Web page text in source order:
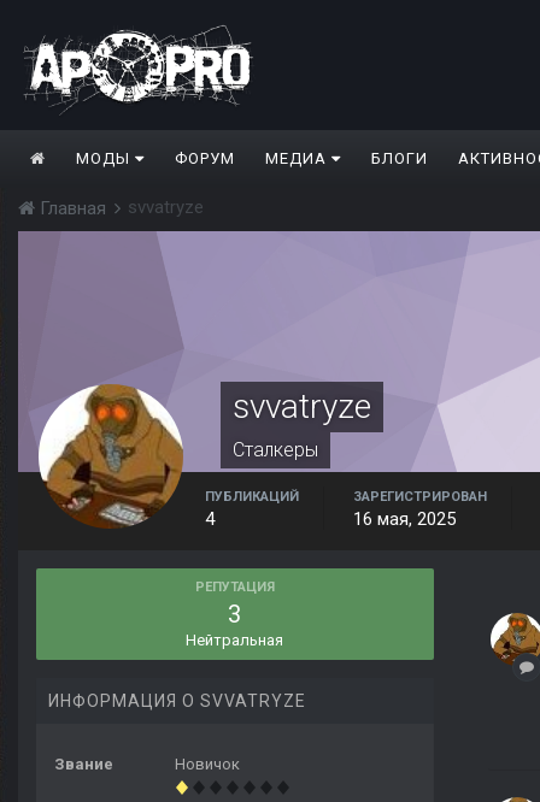
МОДЫ ФОРУМ МЕДИА БЛОГИ
Главная svvatryze
svvatryze
Сталкеры
ПУБЛИКАЦИЙ
4
ЗАРЕГИСТРИРОВАН
16 мая, 2025
РЕПУТАЦИЯ
3
Нейтральная
ИНФОРМАЦИЯ О SVVATRYZE
Звание Новичок